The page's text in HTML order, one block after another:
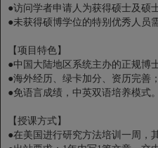
●访问学者申请人为获得硕士及硕
●未获得硕博学位的特别优秀人员
【项目特色】
●中国大陆地区系统主办的正规博
●海外经历、绿卡加分、资历完善；
●免语言成绩，中英双语培养模式。
【授课方式】
●在美国进行研究方法培训一周，